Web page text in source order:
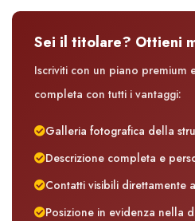
Sei il titolare? Ottieni
Iscriviti con un piano premium
completa con tutti i vantaggi:
Galleria fotografica della
Descrizione completa e
Contatti visibili direttamente
Posizione in evidenza nella